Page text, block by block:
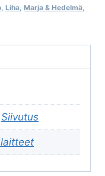
Liha Marja & Hedelmä
Siivutus